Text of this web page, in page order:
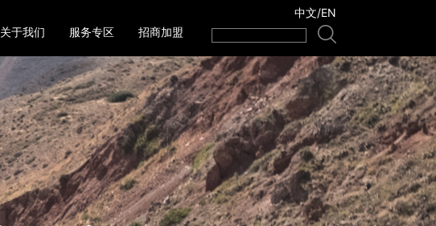
关于我们 服务专区 招商加盟
中文/EN